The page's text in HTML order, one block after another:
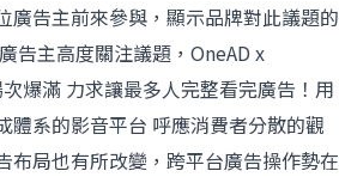
廣告主前來參與，顯示品牌對此議題的
告主高度關注議題，OneAD x
爆滿 力求讓最多人完整看完廣告！用
體系的影音平台 呼應消費者分散的觀
布局也有所改變，跨平台廣告操作勢在